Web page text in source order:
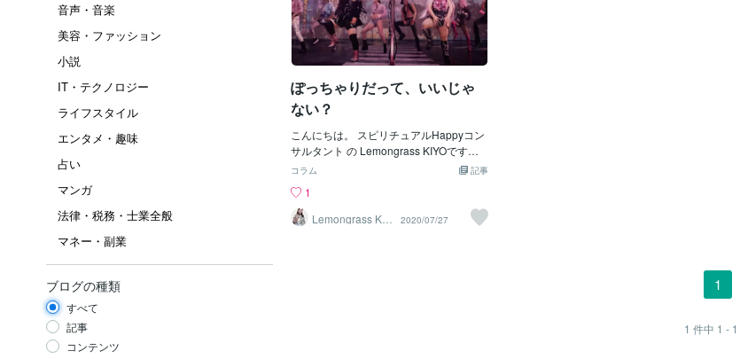
音声・音楽
美容・ファッション
小説
IT・テクノロジー
ライフスタイル
エンタメ・趣味
占い
マンガ
法律・税務・士業全般
マネー・副業
ブログの種類
すべて
記事
コンテンツ
ぽっちゃりだって、いいじゃ
ない？
こんにちは。 スピリチュアルHappyコン
サルタント の Lemongrass KIYOです。
上級心理カウンセラー マインドフルネス
講師 数秘術鑑定士 タロットリーダー と
して、 Happyコンサルティングで 日々、
皆様に愛と幸せをお届けしています♥先
記事
コラム
1
Lemongrass KIY
2020/07/27
1
1 件中 1 - 1